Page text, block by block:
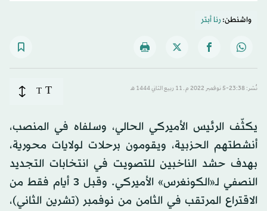
واشنطن:رنا أبتر
نُشر: 23:38-5 نوفمبر 2022 م ـ 11 ربيع الثاني 1444 هـ T
T
يكثّف الرئيس الأميركي الحالي، وسلفاه في المنصب،
أنشطتهم الحزبية، ويقومون برحلات لولايات محورية،
بهدف حشد الناخبين للتصويت في انتخابات التجديد
النصفي لـ«الكونغرس» الأميركي. وقبل 3 أيام فقط من
الاقتراع المرتقب في الثامن من نوفمبر (تشرين الثاني)،